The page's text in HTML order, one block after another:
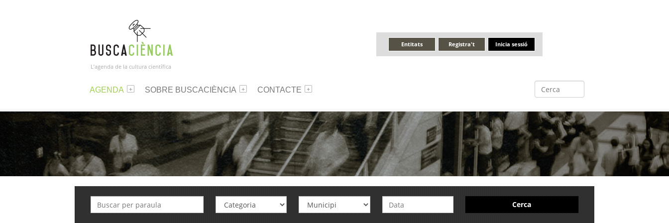
L’agenda de la cultura científica
Inicia sessió
Registra't
Entitats
AGENDA SOBRE BUSCACIÈNCIA CONTACTE
Cerca